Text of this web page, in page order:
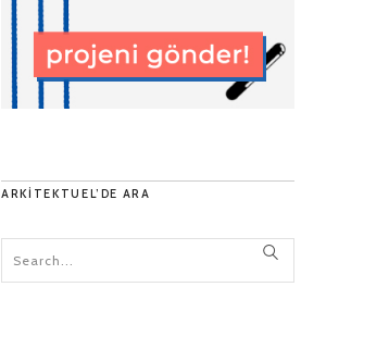
ARKITEKTUEL’DE ARA